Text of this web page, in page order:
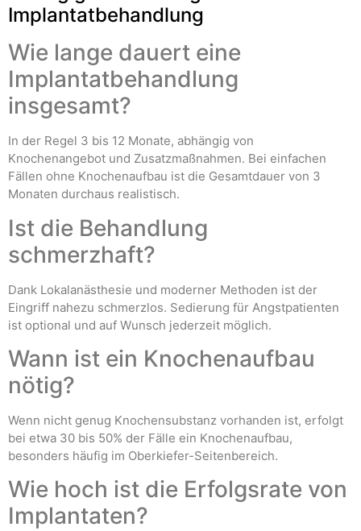
Implantatbehandlung
Wie lange dauert eine
Implantatbehandlung
insgesamt?
In der Regel 3 bis 12 Monate, abhängig von
Knochenangebot und Zusatzmaßnahmen. Bei einfachen
Fällen ohne Knochenaufbau ist die Gesamtdauer von 3
Monaten durchaus realistisch.
Ist die Behandlung
schmerzhaft?
Dank Lokalanästhesie und moderner Methoden ist der
Eingriff nahezu schmerzlos. Sedierung für Angstpatienten
ist optional und auf Wunsch jederzeit möglich.
Wann ist ein Knochenaufbau
nötig?
Wenn nicht genug Knochensubstanz vorhanden ist, erfolgt
bei etwa 30 bis 50% der Fälle ein Knochenaufbau,
besonders häufig im Oberkiefer-Seitenbereich.
Wie hoch ist die Erfolgsrate von
Implantaten?